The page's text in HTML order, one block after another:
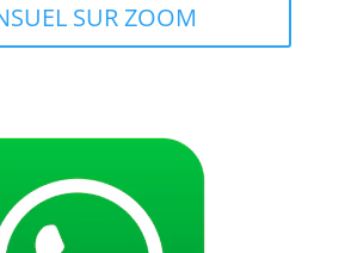
SUR ZOOM